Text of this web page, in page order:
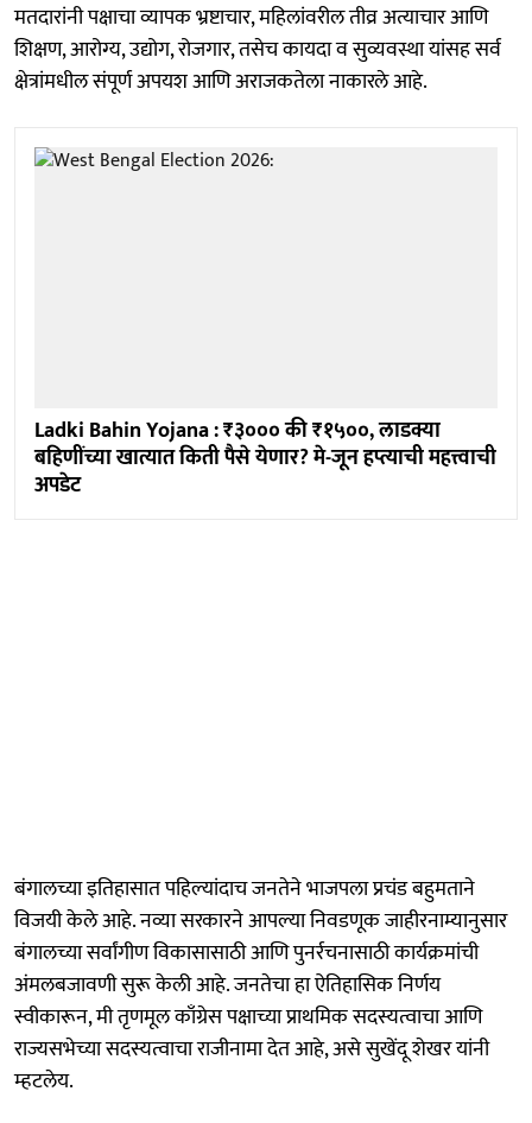
मतदारांनी पक्षाचा व्यापक भ्रष्टाचार, महिलांवरील तीव्र अत्याचार आणि
शिक्षण, आरोग्य, उद्योग, रोजगार, तसेच कायदा व सुव्यवस्था यांसह सर्व
क्षेत्रांमधील संपूर्ण अपयश आणि अराजकतेला नाकारले आहे.
Ladki Bahin Yojana : ₹३००० की ₹१५००, लाडक्या
बहि‍णींच्या खात्यात किती पैसे येणार? मे-जून हप्त्याची महत्त्वाची
अपडेट
बंगालच्या इतिहासात पहिल्यांदाच जनतेने भाजपला प्रचंड बहुमताने
विजयी केले आहे. नव्या सरकारने आपल्या निवडणूक जाहीरनाम्यानुसार
बंगालच्या सर्वांगीण विकासासाठी आणि पुनर्रचनासाठी कार्यक्रमांची
अंमलबजावणी सुरू केली आहे. जनतेचा हा ऐतिहासिक निर्णय
स्वीकारून, मी तृणमूल काँग्रेस पक्षाच्या प्राथमिक सदस्यत्वाचा आणि
राज्यसभेच्या सदस्यत्वाचा राजीनामा देत आहे, असे सुखेंदू शेखर यांनी
म्हटलेय.